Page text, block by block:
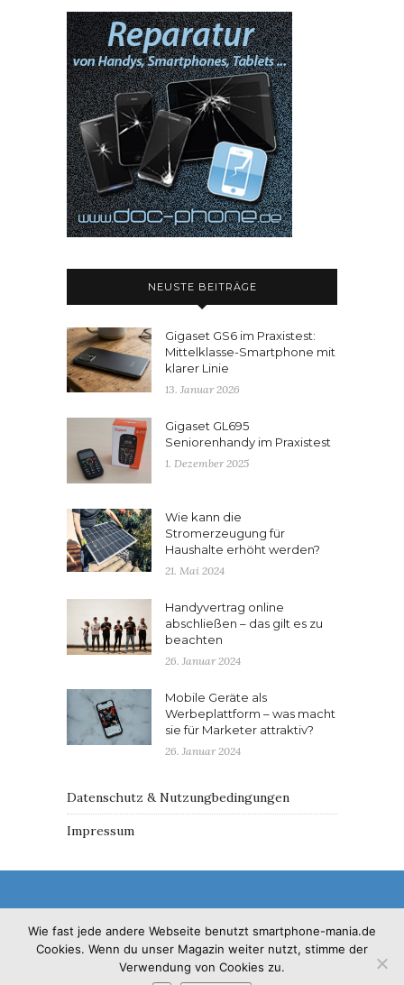
NEUSTE BEITRÄGE
Gigaset GS6 im Praxistest:
Mittelklasse-Smartphone mit
klarer Linie
13. Januar 2026
Gigaset GL695
Seniorenhandy im Praxistest
1. Dezember 2025
Wie kann die
Stromerzeugung für
Haushalte erhöht werden?
21. Mai 2024
Handyvertrag online
abschließen – das gilt es zu
beachten
26. Januar 2024
Mobile Geräte als
Werbeplattform – was macht
sie für Marketer attraktiv?
26. Januar 2024
Datenschutz & Nutzungbedingungen
Impressum
© 2017 - Solo Pine. All Rights Reserved. Designed &
Developed bySoloPine.com
Wie fast jede andere Webseite benutzt smartphone-mania.de
Cookies. Wenn du unser Magazin weiter nutzt, stimme der
Verwendung von Cookies zu.